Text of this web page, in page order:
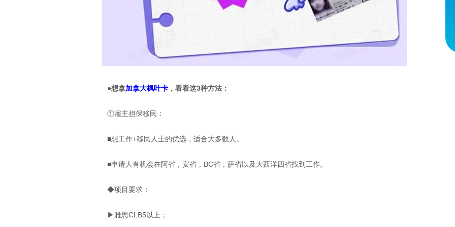
●想拿加拿大枫叶卡 ，看看这3种方法：
①雇主担保移民：
■想工作+移民人士的优选，适合大多数人。
■申请人有机会在阿省，安省，BC省，萨省以及大西洋四省找到工作。
◆项目要求：
▶雅思CLB5以上；